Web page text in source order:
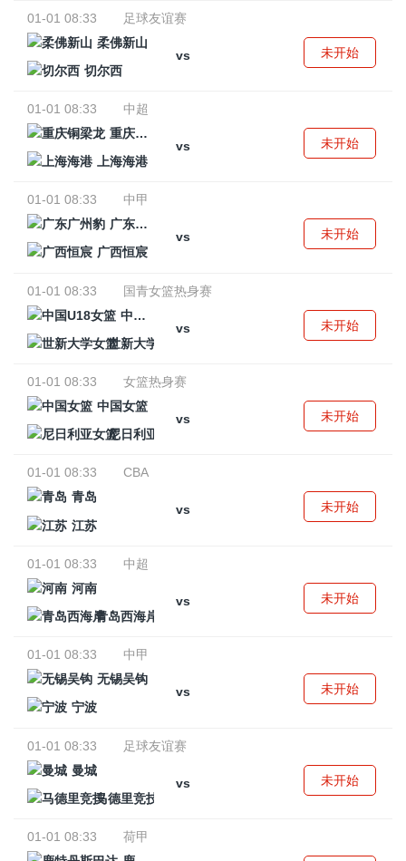
01-01 08:33
足球友谊赛
柔佛新山
vs
切尔西
未开始
01-01 08:33
中超
重庆铜梁龙
vs
上海海港
未开始
01-01 08:33
中甲
广东广州豹
vs
广西恒宸
未开始
01-01 08:33
国青女篮热身赛
中国U18女篮
vs
世新大学女篮
未开始
01-01 08:33
女篮热身赛
中国女篮
vs
尼日利亚女篮
未开始
01-01 08:33
CBA
青岛
vs
江苏
未开始
01-01 08:33
中超
河南
vs
青岛西海岸
未开始
01-01 08:33
中甲
无锡吴钩
vs
宁波
未开始
01-01 08:33
足球友谊赛
曼城
vs
马德里竞技
未开始
01-01 08:33
荷甲